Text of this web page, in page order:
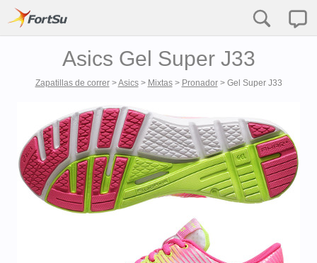
Asics Gel Super J33
Zapatillas de correr>Asics> Mixtas> Pronador> Gel Super J33